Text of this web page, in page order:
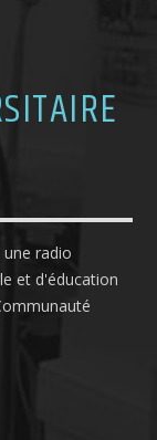
radio
et d'éducation